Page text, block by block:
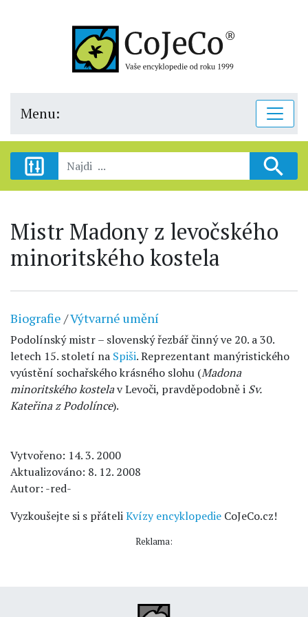
Menu:
Mistr Madony z levočského
minoritského kostela
Biografie /Výtvarné umění
Podolínský mistr – slovenský řezbář činný ve 20. a 30.
letech 15. století na Spiši. Reprezentant manýristického
vyústění sochařského krásného slohu (Madona
minoritského kostelav Levoči, pravděpodobně i Sv.
Kateřina z Podolínce).
Vytvořeno: 14. 3. 2000
Aktualizováno: 8. 12. 2008
Autor: -red-
Vyzkoušejte si s přáteliKvízy encyklopedie CoJeCo.cz!
Reklama: